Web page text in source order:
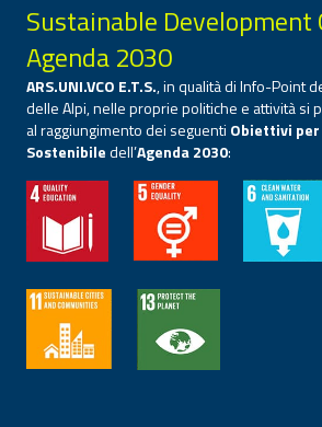
Sustainable Development
Agenda 2030
ARS.UNI.VCO E.T.S., in qualità di Info-Point
delle Alpi, nelle proprie politiche e attività si
al raggiungimento dei seguenti Obiettivi per
Sostenibiledell’Agenda 2030: